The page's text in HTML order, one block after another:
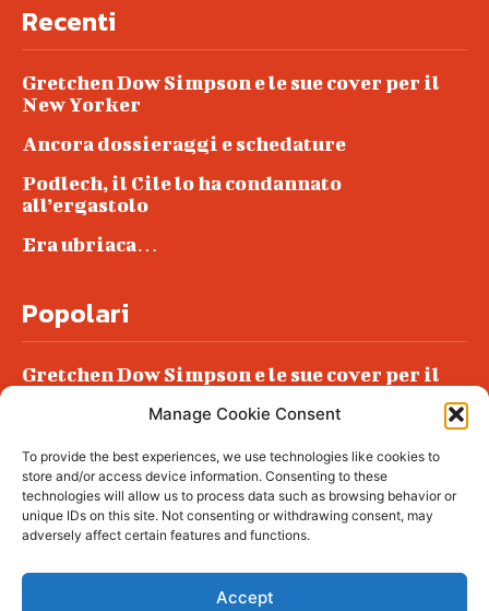
Manage Cookie Consent
To provide the best experiences, we use technologies like cookies to
store and/or access device information. Consenting to these
technologies will allow us to process data such as browsing behavior or
unique IDs on this site. Not consenting or withdrawing consent, may
adversely affect certain features and functions.
Accept
Recenti
Gretchen Dow Simpson e le sue cover per il
New Yorker
Ancora dossieraggi e schedature
Podlech, il Cile lo ha condannato
all’ergastolo
Era ubriaca…
Popolari
Gretchen Dow Simpson e le sue cover per il
Podlech, il Cile lo ha condannato
all’ergastolo
Era ubriaca…